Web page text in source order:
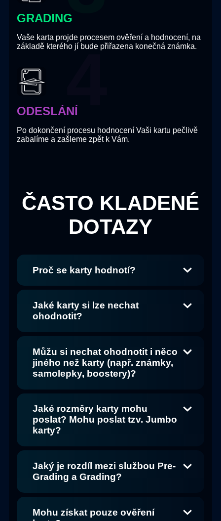
GRADING
Vaše karta projde procesem ověření a hodnocení, na
základě kterého jí bude přiřazena konečná známka.
ODESLÁNÍ
Po dokončení procesu hodnocení Vaši kartu pečlivě
zabalíme a zašleme zpět k Vám.
ČASTO KLADENÉ
DOTAZY
Proč se karty hodnotí?
Jaké karty si lze nechat
ohodnotit?
Můžu si nechat ohodnotit i něco
jiného než karty (např. známky,
samolepky, boostery)?
Jaké rozměry karty mohu
poslat? Mohu poslat tzv. Jumbo
karty?
Jaký je rozdíl mezi službou Pre-
Grading a Grading?
Mohu získat pouze ověření